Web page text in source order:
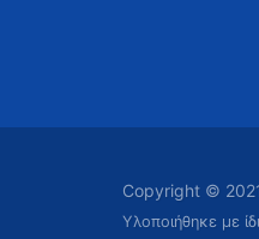
Copyright ©
Υλοποιήθηκε με